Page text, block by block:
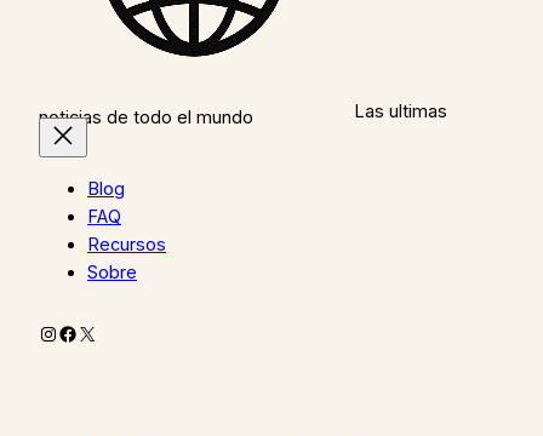
Las ultimas
noticias de todo el mundo
Blog
FAQ
Recursos
Sobre
Instagram
Facebook
X